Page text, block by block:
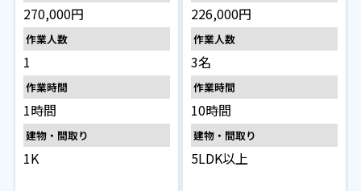
270,000円
作業人数
1
作業時間
1時間
建物・間取り
1K
226,000円
作業人数
3名
作業時間
10時間
建物・間取り
5LDK以上